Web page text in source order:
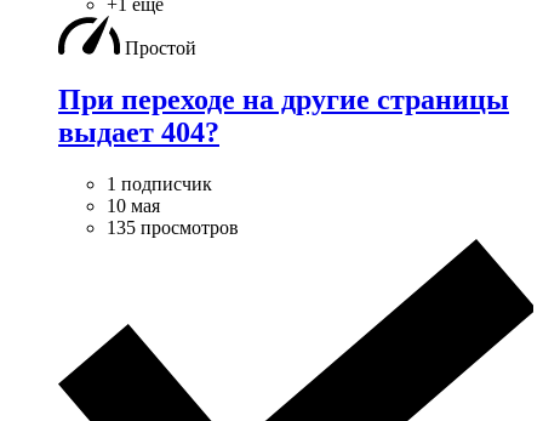
+1 ещё
Простой
При переходе на другие страницы
выдает 404?
1 подписчик
10 мая
135 просмотров